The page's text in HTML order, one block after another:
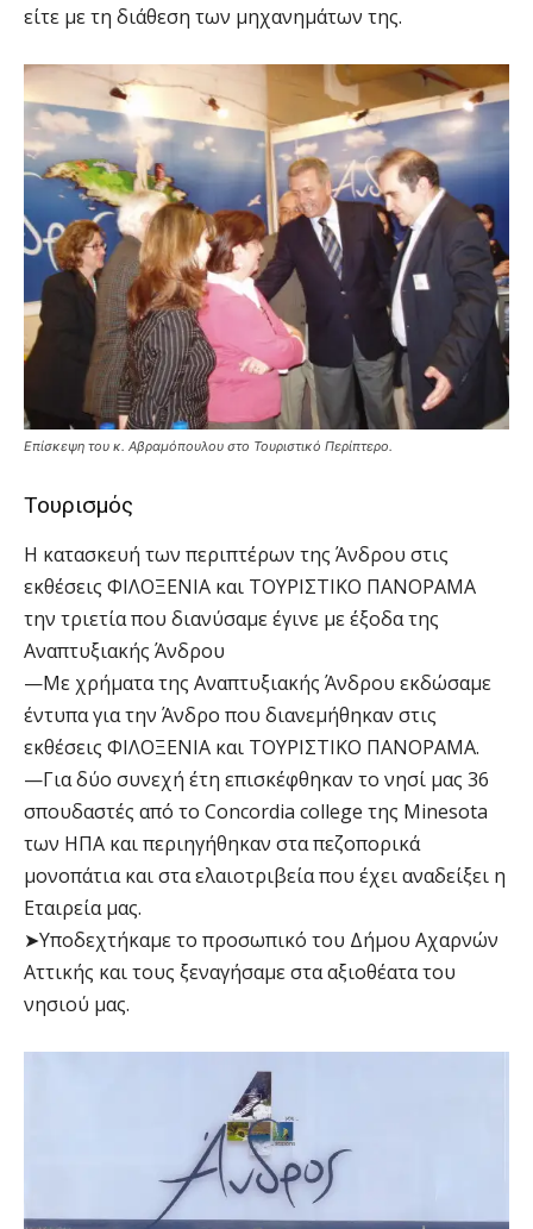
είτε με τη διάθεση των μηχανημάτων της.
Επίσκεψη του κ. Αβραμόπουλου στο Τουριστικό Περίπτερο.
Τουρισμός
Η κατασκευή των περιπτέρων της Άνδρου στις
εκθέσεις ΦΙΛΟΞΕΝΙΑ και ΤΟΥΡΙΣΤΙΚΟ ΠΑΝΟΡΑΜΑ
την τριετία που διανύσαμε έγινε με έξοδα της
Αναπτυξιακής Άνδρου
—Με χρήματα της Αναπτυξιακής Άνδρου εκδώσαμε
έντυπα για την Άνδρο που διανεμήθηκαν στις
εκθέσεις ΦΙΛΟΞΕΝΙΑ και ΤΟΥΡΙΣΤΙΚΟ ΠΑΝΟΡΑΜΑ.
—Για δύο συνεχή έτη επισκέφθηκαν το νησί μας 36
σπουδαστές από το Concordia college της Minesota
των ΗΠΑ και περιηγήθηκαν στα πεζοπορικά
μονοπάτια και στα ελαιοτριβεία που έχει αναδείξει η
Εταιρεία μας.
➤Υποδεχτήκαμε το προσωπικό του Δήμου Αχαρνών
Αττικής και τους ξεναγήσαμε στα αξιοθέατα του
νησιού μας.